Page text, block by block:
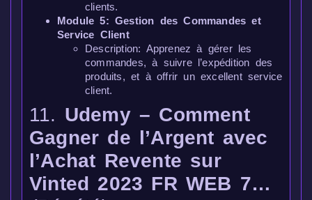
clients.
Module 5: Gestion des Commandes et
Service Client
Description: Apprenez à gérer les
commandes, à suivre l’expédition des
produits, et à offrir un excellent service
client.
11. Udemy – Comment
Gagner de l’Argent avec
l’Achat Revente sur
Vinted 2023 FR WEB 7…